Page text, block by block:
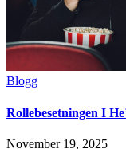
Blogg
Rollebesetningen I
November 19, 2025